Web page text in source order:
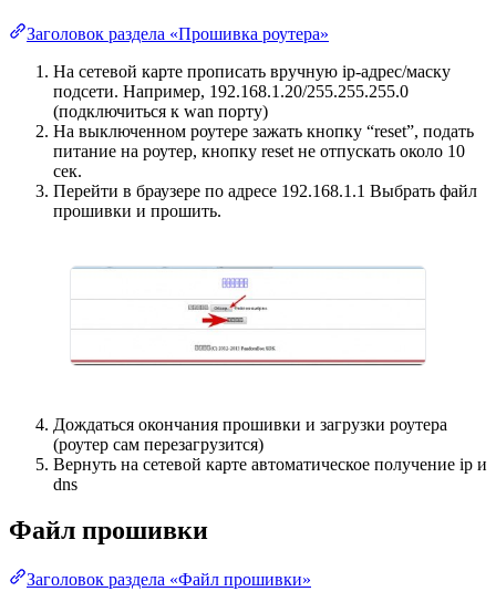
Заголовок раздела «Прошивка роутера»
На сетевой карте прописать вручную ip-адрес/маску
подсети. Например, 192.168.1.20/255.255.255.0
(подключиться к wan порту)
На выключенном роутере зажать кнопку “reset”, подать
питание на роутер, кнопку reset не отпускать около 10
сек.
Перейти в браузере по адресе 192.168.1.1 Выбрать файл
прошивки и прошить.
Дождаться окончания прошивки и загрузки роутера
(роутер сам перезагрузится)
Вернуть на сетевой карте автоматическое получение ip и
dns
Файл прошивки
Заголовок раздела «Файл прошивки»